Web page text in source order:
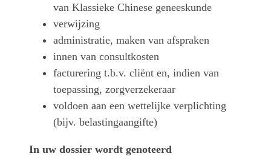
van Klassieke Chinese geneeskunde
verwijzing
administratie, maken van afspraken
innen van consultkosten
facturering t.b.v. cliënt en, indien van
toepassing, zorgverzekeraar
voldoen aan een wettelijke verplichting
(bijv. belastingaangifte)
In uw dossier wordt genoteerd